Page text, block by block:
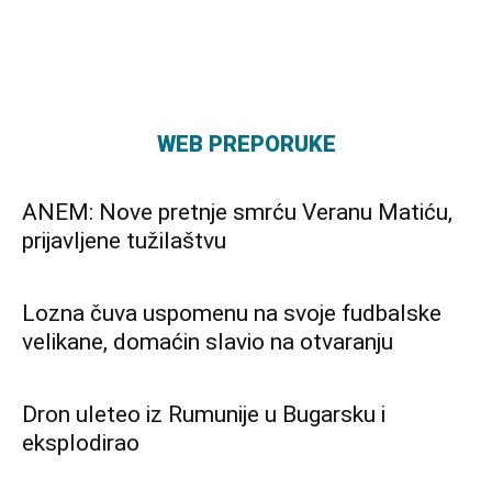
WEB PREPORUKE
ANEM: Nove pretnje smrću Veranu Matiću,